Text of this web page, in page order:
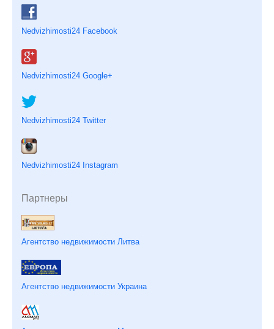
Nedvizhimosti24 Facebook
Nedvizhimosti24 Google+
Nedvizhimosti24 Twitter
Nedvizhimosti24 Instagram
Партнеры
Агентство недвижимости Литва
Агентство недвижимости Украина